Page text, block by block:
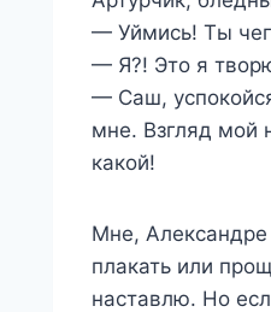
— Уймись! Ты
— Я?! Это я
— Саш,
мне. Взгляд мой
какой!
Мне,
плакать или
наставлю. Но